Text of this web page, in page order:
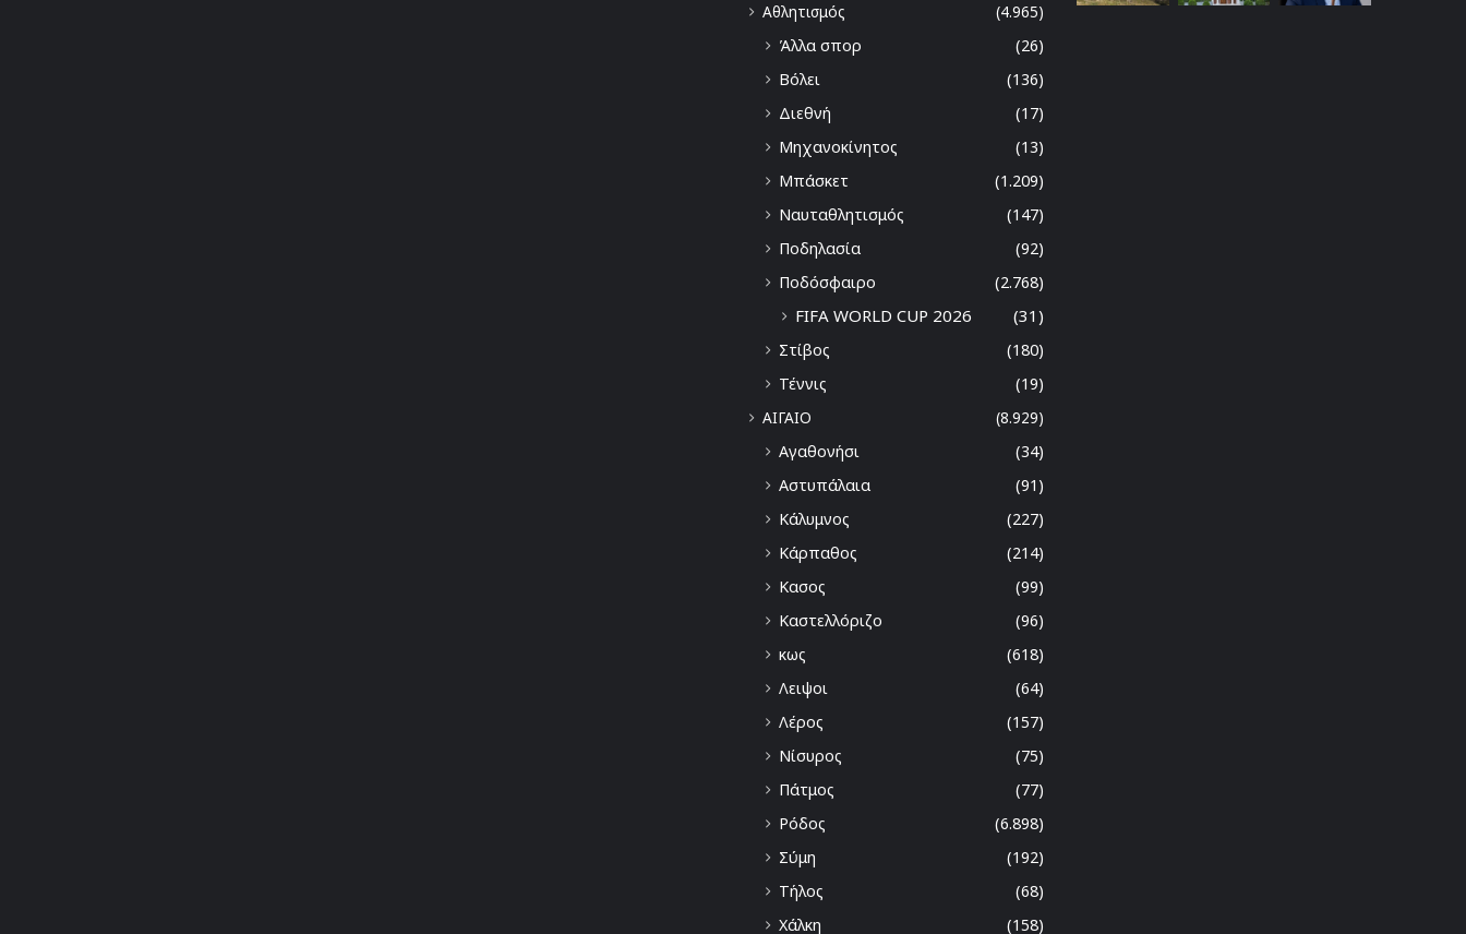
Αθλητισμός
(4.965)
Άλλα σπορ
(26)
Βόλει
(136)
Διεθνή
(17)
Μηχανοκίνητος
(13)
Μπάσκετ
(1.209)
Ναυταθλητισμός
(147)
Ποδηλασία
(92)
Ποδόσφαιρο
(2.768)
FIFA WORLD CUP 2026 (31)
Στίβος
(180)
Τέννις
(19)
ΑΙΓΑΙΟ
(8.929)
Αγαθονήσι
(34)
Αστυπάλαια
(91)
Κάλυμνος
(227)
Κάρπαθος
(214)
Κασος
(99)
Καστελλόριζο
(96)
κως
(618)
Λειψοι
(64)
Λέρος
(157)
Νίσυρος
(75)
Πάτμος
(77)
Ρόδος
(6.898)
Σύμη
(192)
Τήλος
(68)
Χάλκη
(158)